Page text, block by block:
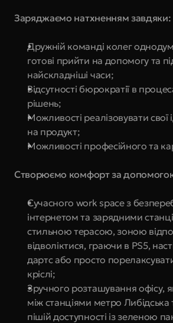
Заряджаємо натхненням завдяки:
Дружній команді колег
готові прийти на допомогу та
найскладніші часи;
Відсутності бюрократії в
рішень;
Можливості реалізовувати свої
на продукт;
Можливості професійного та
Створюємо комфорт за
Сучасного work space з
інтернетом та зарядними
стильною терасою, зоною
відволіктися, граючи в PS5,
дартс або просто
кріслі;
Зручного розташування офісу,
між станціями метро Либідська
пішій доступності із зеленою